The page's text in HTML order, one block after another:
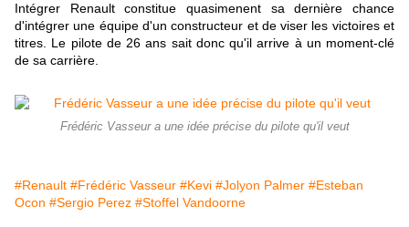
Intégrer Renault constitue quasimenent sa dernière chance
d'intégrer une équipe d'un constructeur et de viser les victoires et
titres. Le pilote de 26 ans sait donc qu'il arrive à un moment-clé
de sa carrière.
Frédéric Vasseur a une idée précise du pilote qu'il veut
#Renault #Frédéric Vasseur #Kevi #Jolyon Palmer #Esteban
Ocon #Sergio Perez #Stoffel Vandoorne